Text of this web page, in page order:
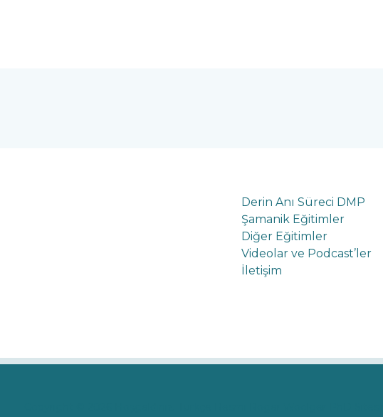
Derin Anı Süreci DMP
Şamanik Eğitimler
Diğer Eğitimler
Videolar ve Podcast’ler
İletişim